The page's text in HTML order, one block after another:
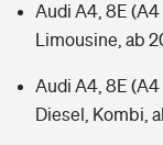
Audi A4, 8E (A4
Limousine, ab
Audi A4, 8E (A4
Diesel, Kombi,